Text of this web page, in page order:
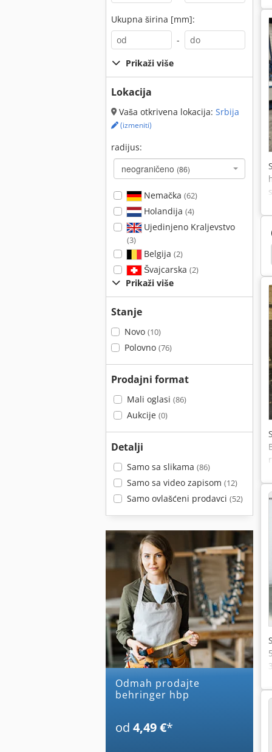
Ukupna širina [mm]:
-
Prikaži više
Lokacija
Vaša otkrivena lokacija: Srbija
(izmeniti)
radijus:
neograničeno (86)
Nemačka (62)
Holandija (4)
Ujedinjeno Kraljevstvo
(3)
Belgija (2)
Švajcarska (2)
Prikaži više
Stanje
Novo (10)
Polovno (76)
Prodajni format
Mali oglasi (86)
Aukcije (0)
Detalji
Samo sa slikama (86)
Samo sa video zapisom (12)
Samo ovlašćeni prodavci (52)
Odmah prodajte
behringer hbp
od 4,49 €*
Behringer Blok Trakasta Testera